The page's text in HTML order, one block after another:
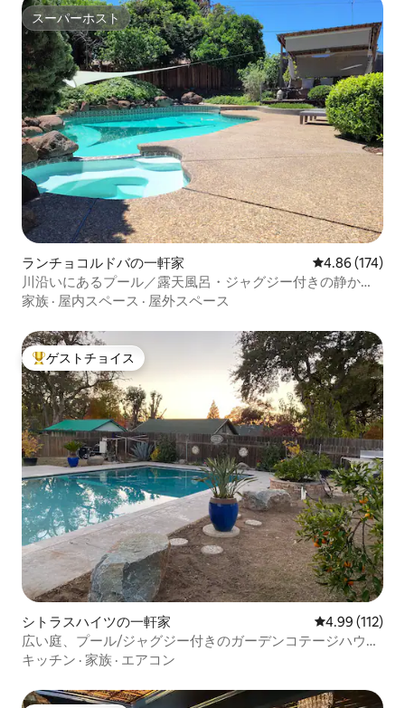
スーパーホスト
スーパーホスト
ランチョコルドバの一軒家 レビュー174
4.86 (174)
川沿いにあるプール／露天風呂・ジャグジー付きの静かな
オアシス
家族 · 屋内スペース · 屋外スペース
大好評のゲストチョイスです。
ゲストチョイス
シトラスハイツの一軒家 レビュー112
4.99 (112)
広い庭、プール/ジャグジー付きのガーデンコテージハウ
ス！
キッチン · 家族 · エアコン